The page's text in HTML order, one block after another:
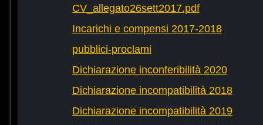
CV_allegato26sett2017.pdf
Incarichi e compensi 2017-2018
pubblici-proclami
Dichiarazione inconferibilità 2020
Dichiarazione incompatibilità 2018
Dichiarazione incompatibilità 2019